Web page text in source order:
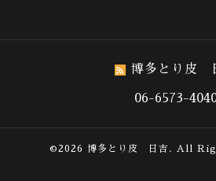
博多とり皮
06-6573-
©2026 博多とり皮 日吉 . All